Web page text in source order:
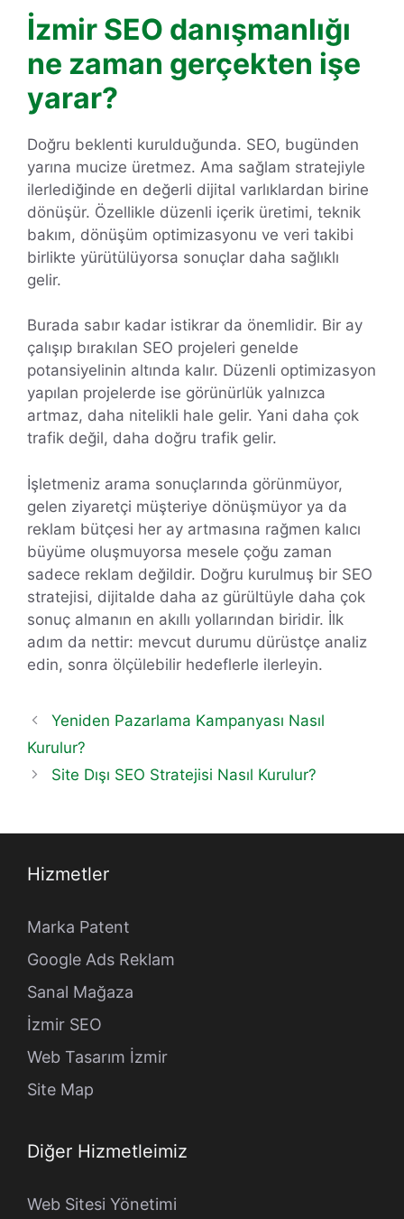
İzmir SEO danışmanlığı
ne zaman gerçekten işe
yarar?
Doğru beklenti kurulduğunda. SEO, bugünden
yarına mucize üretmez. Ama sağlam stratejiyle
ilerlediğinde en değerli dijital varlıklardan birine
dönüşür. Özellikle düzenli içerik üretimi, teknik
bakım, dönüşüm optimizasyonu ve veri takibi
birlikte yürütülüyorsa sonuçlar daha sağlıklı
gelir.
Burada sabır kadar istikrar da önemlidir. Bir ay
çalışıp bırakılan SEO projeleri genelde
potansiyelinin altında kalır. Düzenli optimizasyon
yapılan projelerde ise görünürlük yalnızca
artmaz, daha nitelikli hale gelir. Yani daha çok
trafik değil, daha doğru trafik gelir.
İşletmeniz arama sonuçlarında görünmüyor,
gelen ziyaretçi müşteriye dönüşmüyor ya da
reklam bütçesi her ay artmasına rağmen kalıcı
büyüme oluşmuyorsa mesele çoğu zaman
sadece reklam değildir. Doğru kurulmuş bir SEO
stratejisi, dijitalde daha az gürültüyle daha çok
sonuç almanın en akıllı yollarından biridir. İlk
adım da nettir: mevcut durumu dürüstçe analiz
edin, sonra ölçülebilir hedeflerle ilerleyin.
Yeniden Pazarlama Kampanyası Nasıl
Kurulur?
Site Dışı SEO Stratejisi Nasıl Kurulur?
Hizmetler
Marka Patent
Google Ads Reklam
Sanal Mağaza
İzmir SEO
Web Tasarım İzmir
Site Map
Diğer Hizmetleimiz
Web Sitesi Yönetimi